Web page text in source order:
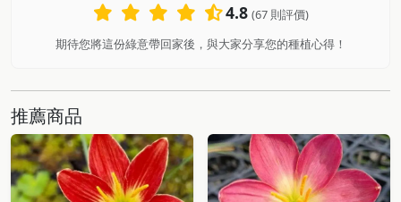
4.8 (67 則評價)
期待您將這份綠意帶回家後，與大家分享您的種植心得！
推薦商品